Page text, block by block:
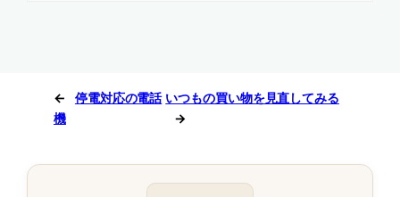
←
停電対応の電話
機
いつもの買い物を見直してみる
→